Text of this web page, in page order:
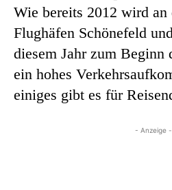
Wie bereits 2012 wird
Flughäfen Schönefeld
diesem Jahr zum Beginn
ein hohes
einiges gibt es für
- Anzeige -